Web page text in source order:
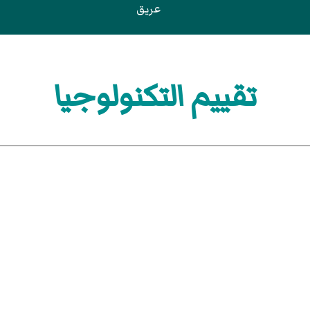
عريق
تقييم التكنولوجيا